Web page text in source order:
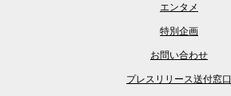
エンタメ
特別企画
お問い合わせ
プレスリリース送付窓口